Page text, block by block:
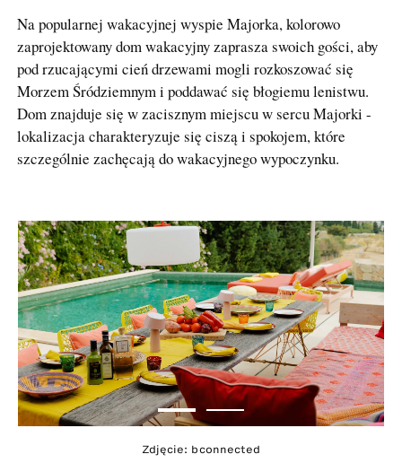
Na popularnej wakacyjnej wyspie Majorka, kolorowo
zaprojektowany dom wakacyjny zaprasza swoich gości, aby
pod rzucającymi cień drzewami mogli rozkoszować się
Morzem Śródziemnym i poddawać się błogiemu lenistwu.
Dom znajduje się w zacisznym miejscu w sercu Majorki -
lokalizacja charakteryzuje się ciszą i spokojem, które
szczególnie zachęcają do wakacyjnego wypoczynku.
Zdjęcie: bconnected